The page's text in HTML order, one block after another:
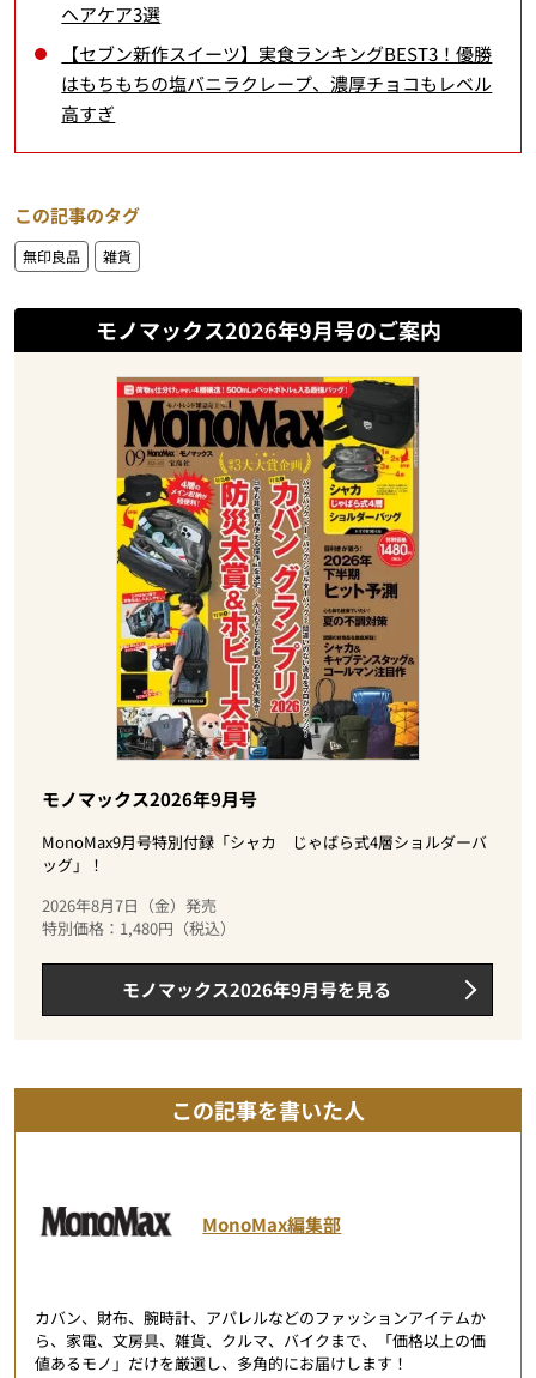
ヘアケア3選
【セブン新作スイーツ】実食ランキングBEST3！優勝
はもちもちの塩バニラクレープ、濃厚チョコもレベル
高すぎ
この記事のタグ
無印良品 雑貨
モノマックス2026年9月号のご案内
モノマックス2026年9月号
MonoMax9月号特別付録「シャカ じゃばら式4層ショルダーバ
ッグ」！
2026年8月7日（金）発売
特別価格：1,480円（税込）
モノマックス2026年9月号を見る
この記事を書いた人
MonoMax編集部
カバン、財布、腕時計、アパレルなどのファッションアイテムか
ら、家電、文房具、雑貨、クルマ、バイクまで、「価格以上の価
値あるモノ」だけを厳選し、多角的にお届けします！